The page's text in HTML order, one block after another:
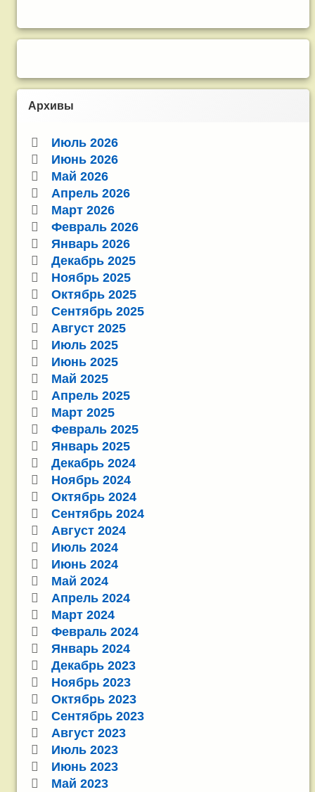
Архивы
Июль 2026
Июнь 2026
Май 2026
Апрель 2026
Март 2026
Февраль 2026
Январь 2026
Декабрь 2025
Ноябрь 2025
Октябрь 2025
Сентябрь 2025
Август 2025
Июль 2025
Июнь 2025
Май 2025
Апрель 2025
Март 2025
Февраль 2025
Январь 2025
Декабрь 2024
Ноябрь 2024
Октябрь 2024
Сентябрь 2024
Август 2024
Июль 2024
Июнь 2024
Май 2024
Апрель 2024
Март 2024
Февраль 2024
Январь 2024
Декабрь 2023
Ноябрь 2023
Октябрь 2023
Сентябрь 2023
Август 2023
Июль 2023
Июнь 2023
Май 2023